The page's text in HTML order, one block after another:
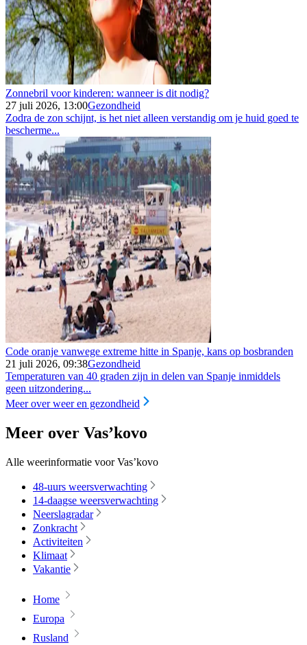
Zonnebril voor kinderen: wanneer is dit nodig?
27 juli 2026, 13:00Gezondheid
Zodra de zon schijnt, is het niet alleen verstandig om je huid goed te
bescherme...
Code oranje vanwege extreme hitte in Spanje, kans op bosbranden
21 juli 2026, 09:38Gezondheid
Temperaturen van 40 graden zijn in delen van Spanje inmiddels
geen uitzondering...
Meer over weer en gezondheid
Meer over Vas’kovo
Alle weerinformatie voor Vas’kovo
48-uurs weersverwachting
14-daagse weersverwachting
Neerslagradar
Zonkracht
Activiteiten
Klimaat
Vakantie
Home
Europa
Rusland